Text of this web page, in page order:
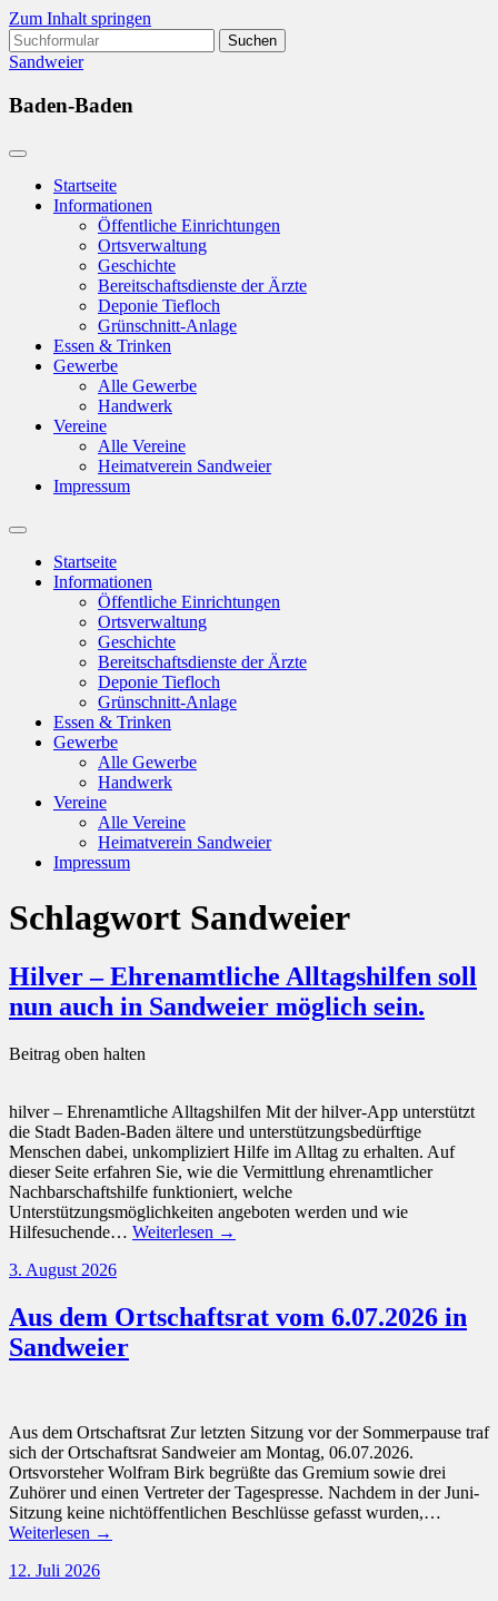
Zum Inhalt springen
Suchen
nach:
Sandweier
Baden-Baden
Startseite
Informationen
Öffentliche Einrichtungen
Ortsverwaltung
Geschichte
Bereitschaftsdienste der Ärzte
Deponie Tiefloch
Grünschnitt-Anlage
Essen & Trinken
Gewerbe
Alle Gewerbe
Handwerk
Vereine
Alle Vereine
Heimatverein Sandweier
Impressum
Suchfeld
ein-/ausblenden
Startseite
Informationen
Öffentliche Einrichtungen
Ortsverwaltung
Geschichte
Bereitschaftsdienste der Ärzte
Deponie Tiefloch
Grünschnitt-Anlage
Essen & Trinken
Gewerbe
Alle Gewerbe
Handwerk
Vereine
Alle Vereine
Heimatverein Sandweier
Impressum
Schlagwort Sandweier
Hilver – Ehrenamtliche Alltagshilfen soll
nun auch in Sandweier möglich sein.
Beitrag oben halten
hilver – Ehrenamtliche Alltagshilfen Mit der hilver-App unterstützt
die Stadt Baden-Baden ältere und unterstützungsbedürftige
Menschen dabei, unkompliziert Hilfe im Alltag zu erhalten. Auf
dieser Seite erfahren Sie, wie die Vermittlung ehrenamtlicher
Nachbarschaftshilfe funktioniert, welche
Unterstützungsmöglichkeiten angeboten werden und wie
Hilfesuchende… Weiterlesen →
3. August 2026
Aus dem Ortschaftsrat vom 6.07.2026 in
Sandweier
Aus dem Ortschaftsrat Zur letzten Sitzung vor der Sommerpause traf
sich der Ortschaftsrat Sandweier am Montag, 06.07.2026.
Ortsvorsteher Wolfram Birk begrüßte das Gremium sowie drei
Zuhörer und einen Vertreter der Tagespresse. Nachdem in der Juni-
Sitzung keine nichtöffentlichen Beschlüsse gefasst wurden,…
Weiterlesen →
12. Juli 2026